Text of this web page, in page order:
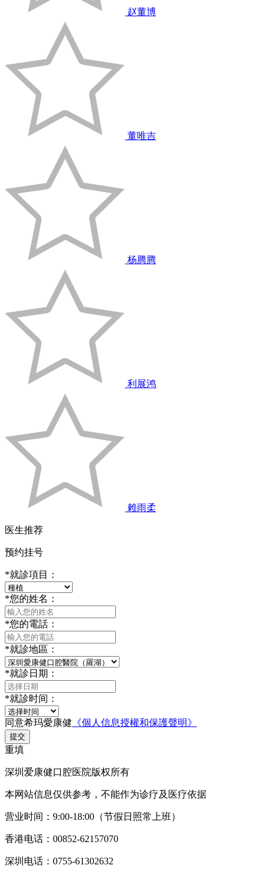
赵董博
董唯吉
杨腾腾
利展鸿
赖雨柔
医生推荐
预约挂号
*就診項目：
*您的姓名：
*您的電話：
*就診地區：
*就診日期：
*就診时间：
同意希玛愛康健 《個人信息授權和保護聲明》
提交
重填
深圳爱康健口腔医院版权所有
本网站信息仅供参考，不能作为诊疗及医疗依据
营业时间：9:00-18:00（节假日照常上班）
香港电话：00852-62157070
深圳电话：0755-61302632